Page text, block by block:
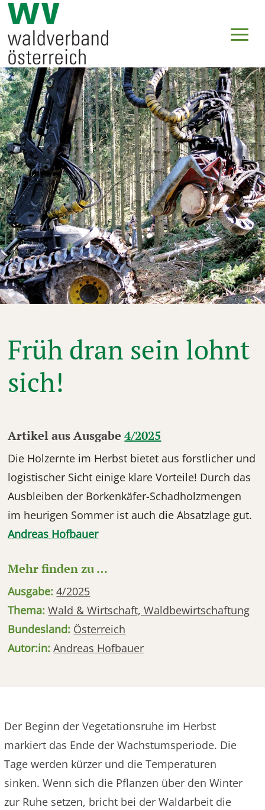
© WV OÖ
Früh dran sein lohnt
sich!
Artikel aus Ausgabe4/2025
Die Holzernte im Herbst bietet aus forstlicher und
logistischer Sicht einige klare Vorteile! Durch das
Ausbleiben der Borkenkäfer-Schadholzmengen
im heurigen Sommer ist auch die Absatzlage gut.
Andreas Hofbauer
Mehr finden zu …
Ausgabe: 4/2025
Thema: Wald & Wirtschaft, Waldbewirtschaftung
Bundesland: Österreich
Autor:in: Andreas Hofbauer
Der Beginn der Vegetationsruhe im Herbst
markiert das Ende der Wachstumsperiode. Die
Tage werden kürzer und die Temperaturen
sinken. Wenn sich die Pflanzen über den Winter
zur Ruhe setzen, bricht bei der Waldarbeit die